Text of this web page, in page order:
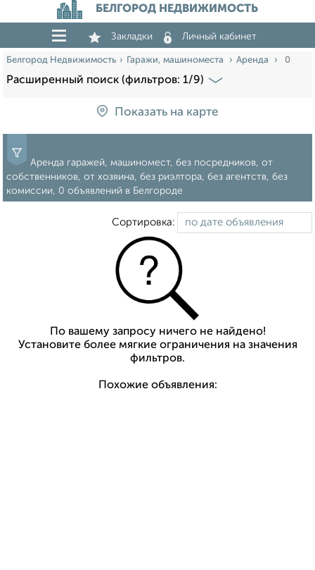
БЕЛГОРОД НЕДВИЖИМОСТЬ
Закладки Личный кабинет
Белгород Недвижимость Гаражи, машиноместа Аренда 0
Расширенный поиск (фильтров: 1/9)
Показать на карте
Аренда гаражей, машиномест, без посредников, от
собственников, от хозяина, без риэлтора, без агентств, без
комиссии, 0 объявлений в Белгороде
Сортировка:
По вашему запросу ничего не найдено!
Установите более мягкие ограничения на значения
фильтров.
Похожие объявления: